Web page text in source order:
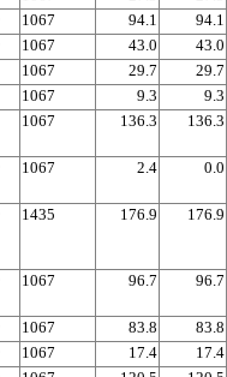
1067 94.1
94.1
1067 43.0
43.0
1067 29.7
29.7
1067 9.3 9.3
1067 136.3 136.3
1067 2.4 0.0
1435 176.9 176.9
1067 96.7 96.7
1067 83.8
83.8
1067 17.4
17.4